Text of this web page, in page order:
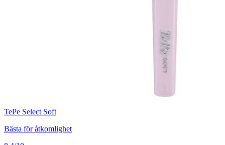
TePe Select Soft
Bästa för åtkomlighet